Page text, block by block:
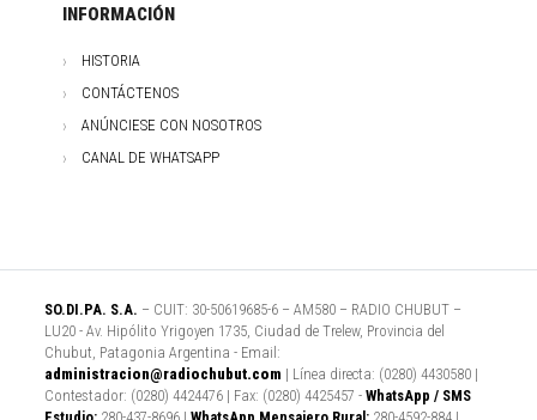
INFORMACIÓN
HISTORIA
CONTÁCTENOS
ANÚNCIESE CON NOSOTROS
CANAL DE WHATSAPP
SO.DI.PA. S.A. – CUIT: 30-50619685-6 – AM580 – RADIO CHUBUT –
LU20 - Av. Hipólito Yrigoyen 1735, Ciudad de Trelew, Provincia del
Chubut, Patagonia Argentina - Email:
administracion@radiochubut.com | Línea directa: (0280) 4430580 |
Contestador: (0280) 4424476 | Fax: (0280) 4425457 - WhatsApp / SMS